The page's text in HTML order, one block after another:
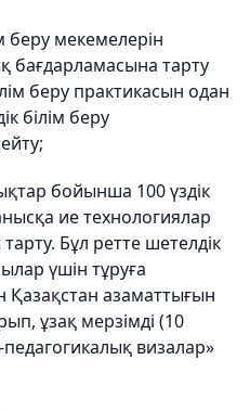
беру мекемелерін
бағдарламасына тарту
беру практикасын одан
білім беру
бойынша 100 үздік
ие технологиялар
Бұл ретте шетелдік
үшін тұруға
Қазақстан азаматтығын
ұзақ мерзімді (10
визалар»